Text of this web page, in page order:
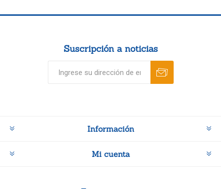
Suscripción a noticias
Información
Mi cuenta